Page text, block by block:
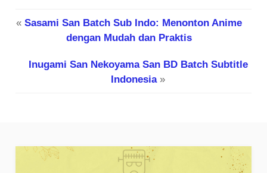
« Sasami San Batch Sub Indo: Menonton Anime
dengan Mudah dan Praktis
Inugami San Nekoyama San BD Batch Subtitle
Indonesia»